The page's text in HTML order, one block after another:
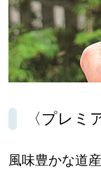
〈プレミ
風味豊かな道